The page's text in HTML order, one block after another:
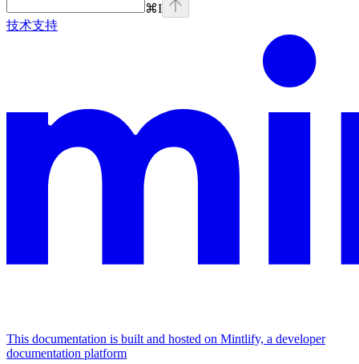
⌘I
技术支持
This documentation is built and hosted on Mintlify, a developer
documentation platform